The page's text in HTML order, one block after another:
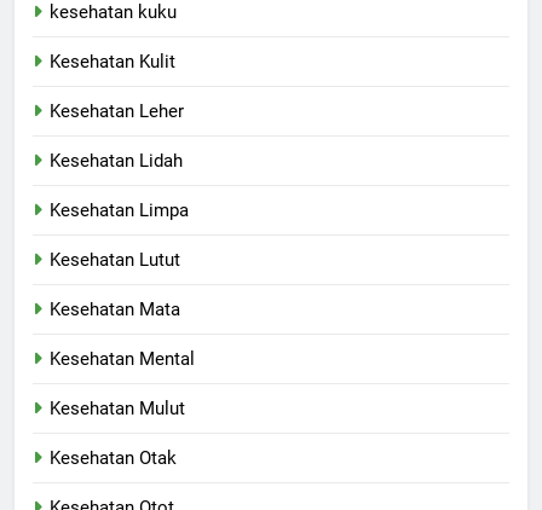
kesehatan kuku
Kesehatan Kulit
Kesehatan Leher
Kesehatan Lidah
Kesehatan Limpa
Kesehatan Lutut
Kesehatan Mata
Kesehatan Mental
Kesehatan Mulut
Kesehatan Otak